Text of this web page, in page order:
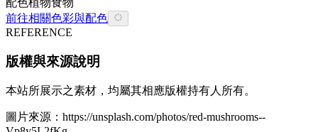
前往相關色彩與配色
REFERENCE
版權與來源說明
本站所展示之素材，均屬其相應版權持有人所有。
圖片來源： https://unsplash.com/photos/red-mushrooms--